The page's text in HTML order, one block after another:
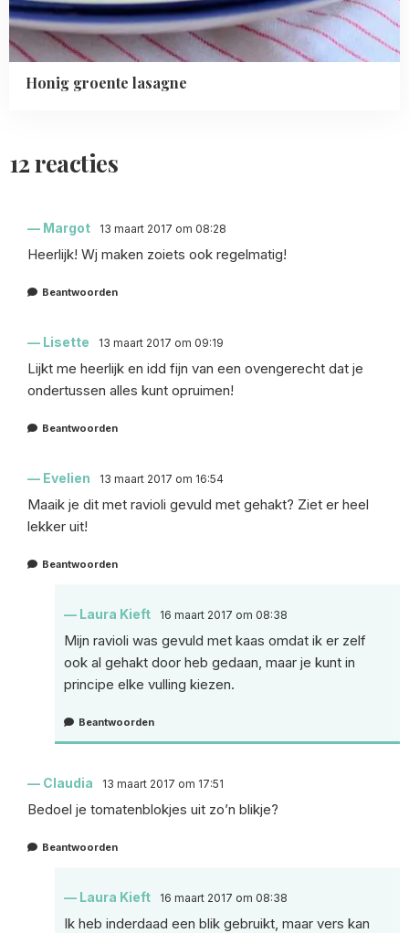
Honig groente lasagne
12 reacties
Margot 13 maart 2017 om 08:28
Heerlijk! Wj maken zoiets ook regelmatig!
Beantwoorden
Lisette 13 maart 2017 om 09:19
Lijkt me heerlijk en idd fijn van een ovengerecht dat je
ondertussen alles kunt opruimen!
Beantwoorden
Evelien 13 maart 2017 om 16:54
Maaik je dit met ravioli gevuld met gehakt? Ziet er heel
lekker uit!
Beantwoorden
Laura Kieft 16 maart 2017 om 08:38
Mijn ravioli was gevuld met kaas omdat ik er zelf
ook al gehakt door heb gedaan, maar je kunt in
principe elke vulling kiezen.
Beantwoorden
Claudia 13 maart 2017 om 17:51
Bedoel je tomatenblokjes uit zo’n blikje?
Beantwoorden
Laura Kieft 16 maart 2017 om 08:38
Ik heb inderdaad een blik gebruikt, maar vers kan